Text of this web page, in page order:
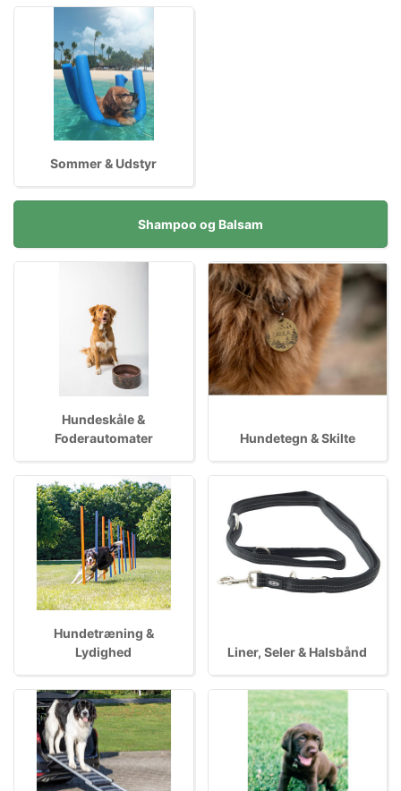
Sommer & Udstyr
Shampoo og Balsam
Hundeskåle &
Foderautomater
Hundetegn & Skilte
Hundetræning &
Lydighed
Liner, Seler & Halsbånd